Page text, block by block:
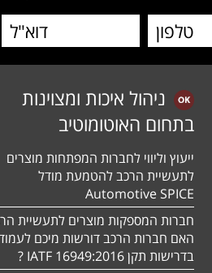
ניהול איכות ומצוינות
בתחום האוטומוטיב
ייעוץ וליווי לחברות המפתחות מוצרים
לתעשיית הרכב להטמעת מודל
Automotive SPICE
חברות המספקות מוצרים לתעשיית
האם חברות הרכב דורשות מיכם
בדרישות תקן 16949:2016 IATF ?